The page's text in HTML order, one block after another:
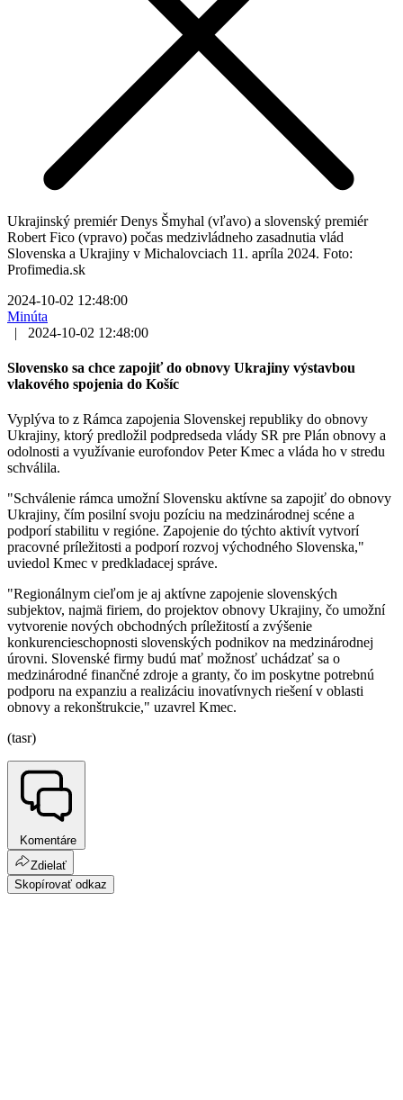
Ukrajinský premiér Denys Šmyhal (vľavo) a slovenský premiér
Robert Fico (vpravo) počas medzivládneho zasadnutia vlád
Slovenska a Ukrajiny v Michalovciach 11. apríla 2024. Foto:
Profimedia.sk
2024-10-02 12:48:00
Minúta
|
2024-10-02 12:48:00
Slovensko sa chce zapojiť do obnovy Ukrajiny výstavbou
vlakového spojenia do Košíc
Vyplýva to z Rámca zapojenia Slovenskej republiky do obnovy
Ukrajiny, ktorý predložil podpredseda vlády SR pre Plán obnovy a
odolnosti a využívanie eurofondov Peter Kmec a vláda ho v stredu
schválila.
"Schválenie rámca umožní Slovensku aktívne sa zapojiť do obnovy
Ukrajiny, čím posilní svoju pozíciu na medzinárodnej scéne a
podporí stabilitu v regióne. Zapojenie do týchto aktivít vytvorí
pracovné príležitosti a podporí rozvoj východného Slovenska,"
uviedol Kmec v predkladacej správe.
"Regionálnym cieľom je aj aktívne zapojenie slovenských
subjektov, najmä firiem, do projektov obnovy Ukrajiny, čo umožní
vytvorenie nových obchodných príležitostí a zvýšenie
konkurencieschopnosti slovenských podnikov na medzinárodnej
úrovni. Slovenské firmy budú mať možnosť uchádzať sa o
medzinárodné finančné zdroje a granty, čo im poskytne potrebnú
podporu na expanziu a realizáciu inovatívnych riešení v oblasti
obnovy a rekonštrukcie," uzavrel Kmec.
(tasr)
Komentáre
Zdielať
Skopírovať odkaz